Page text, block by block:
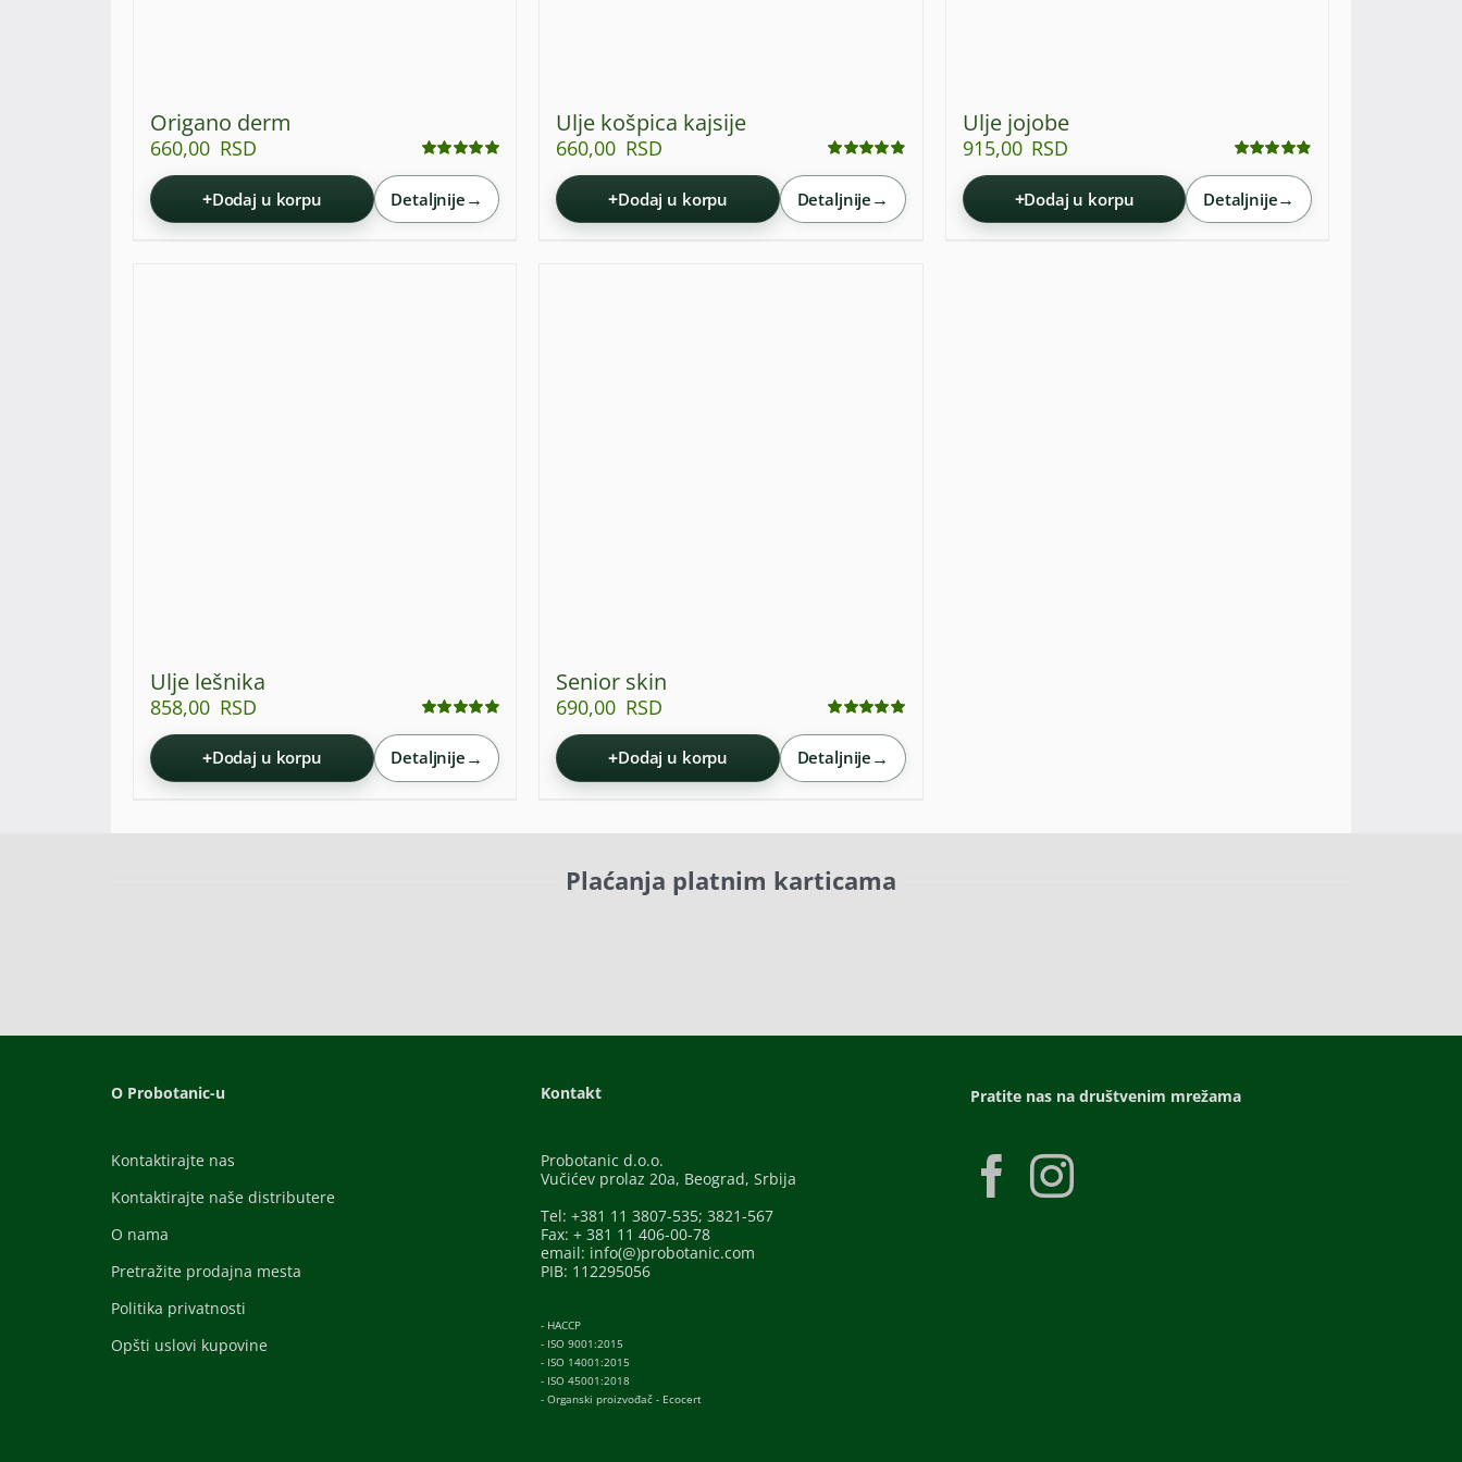
Origano derm
660,00 RSD
+Dodaj u korpu Detaljnije →
Ulje košpica kajsije
660,00 RSD
+Dodaj u korpu Detaljnije →
Ulje jojobe
915,00 RSD
+Dodaj u korpu Detaljnije→
Ulje lešnika
858,00 RSD
+Dodaj u korpu Detaljnije →
Senior skin
690,00 RSD
+Dodaj u korpu Detaljnije →
Plaćanja platnim karticama
O Probotanic-u
Kontaktirajte nas
Kontaktirajte naše distributere
O nama
Pretražite prodajna mesta
Politika privatnosti
Opšti uslovi kupovine
Kontakt
Probotanic d.o.o.
Vučićev prolaz 20a, Beograd, Srbija
Tel: +381 11 3807-535; 3821-567
Fax: + 381 11 406-00-78
email: info(@)probotanic.com
PIB: 112295056
- HACCP
- ISO 9001:2015
- ISO 14001:2015
- ISO 45001:2018
- Organski proizvođač - Ecocert
Pratite nas na društvenim mrežama